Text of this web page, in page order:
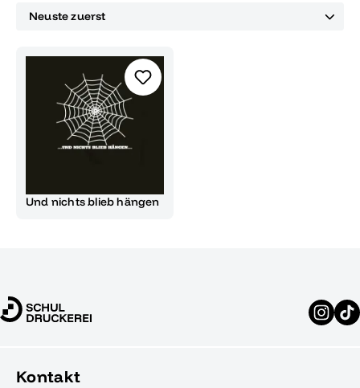
Und nichts blieb hängen
Kontakt